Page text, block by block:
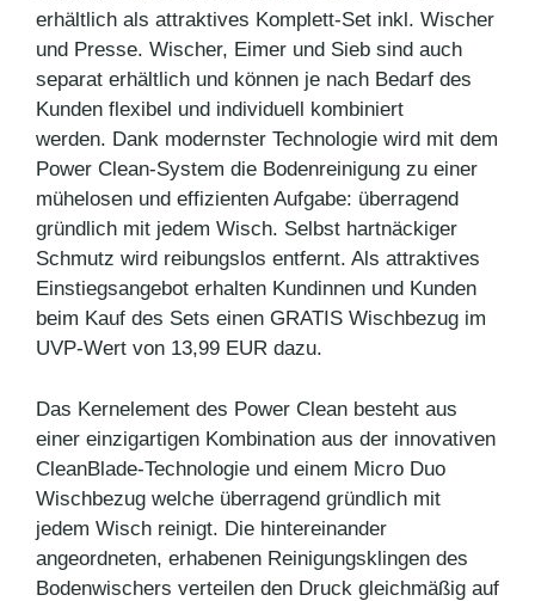
erhältlich als attraktives Komplett-Set inkl. Wischer
und Presse. Wischer, Eimer und Sieb sind auch
separat erhältlich und können je nach Bedarf des
Kunden flexibel und individuell kombiniert
werden. Dank modernster Technologie wird mit dem
Power Clean-System die Bodenreinigung zu einer
mühelosen und effizienten Aufgabe: überragend
gründlich mit jedem Wisch. Selbst hartnäckiger
Schmutz wird reibungslos entfernt. Als attraktives
Einstiegsangebot erhalten Kundinnen und Kunden
beim Kauf des Sets einen GRATIS Wischbezug im
UVP-Wert von 13,99 EUR dazu.
Das Kernelement des Power Clean besteht aus
einer einzigartigen Kombination aus der innovativen
CleanBlade-Technologie und einem Micro Duo
Wischbezug welche überragend gründlich mit
jedem Wisch reinigt. Die hintereinander
angeordneten, erhabenen Reinigungsklingen des
Bodenwischers verteilen den Druck gleichmäßig auf